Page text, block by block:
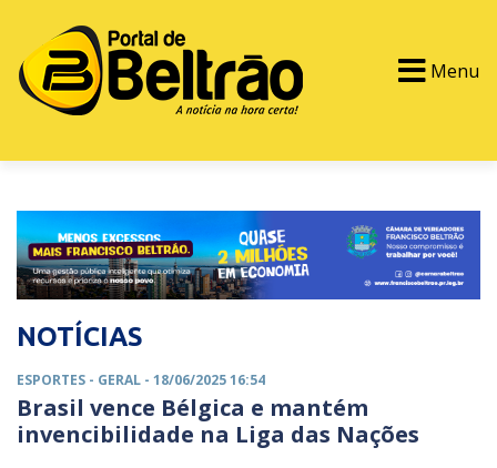
Menu
NOTÍCIAS
ESPORTES - GERAL - 18/06/2025 16:54
Brasil vence Bélgica e mantém
invencibilidade na Liga das Nações